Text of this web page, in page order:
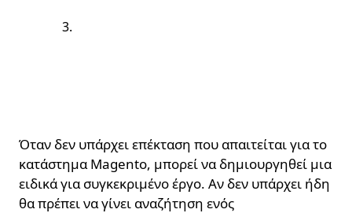
Όταν δεν υπάρχει επέκταση που απαιτείται για το
κατάστημα Magento, μπορεί να δημιουργηθεί μια
ειδικά για συγκεκριμένο έργο. Αν δεν υπάρχει ήδη
θα πρέπει να γίνει αναζήτηση ενός